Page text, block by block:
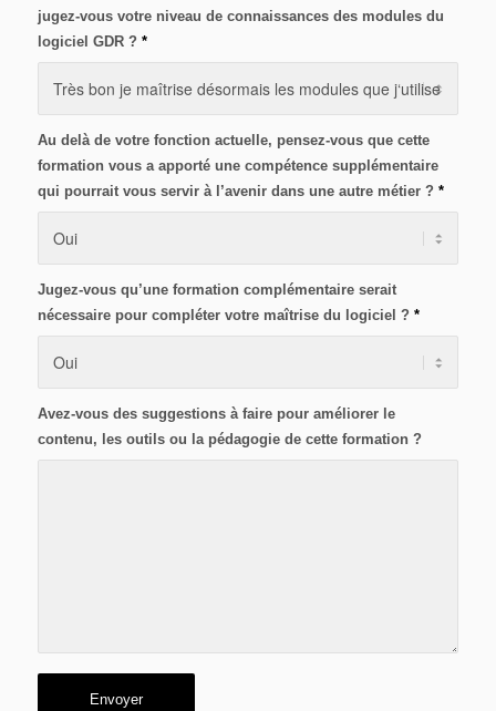
jugez-vous votre niveau de connaissances des modules du
logiciel GDR ? *
Au delà de votre fonction actuelle, pensez-vous que cette
formation vous a apporté une compétence supplémentaire
qui pourrait vous servir à l’avenir dans une autre métier ? *
Jugez-vous qu’une formation complémentaire serait
nécessaire pour compléter votre maîtrise du logiciel ? *
Avez-vous des suggestions à faire pour améliorer le
contenu, les outils ou la pédagogie de cette formation ?